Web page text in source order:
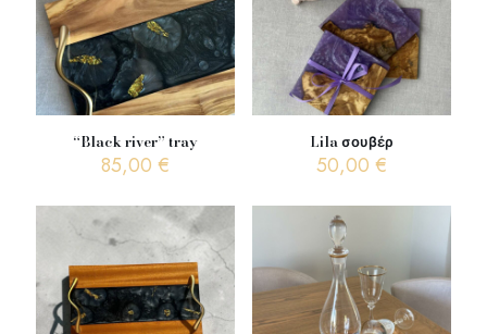
“Black river” tray
85,00€
Lila σουβέρ
50,00 €